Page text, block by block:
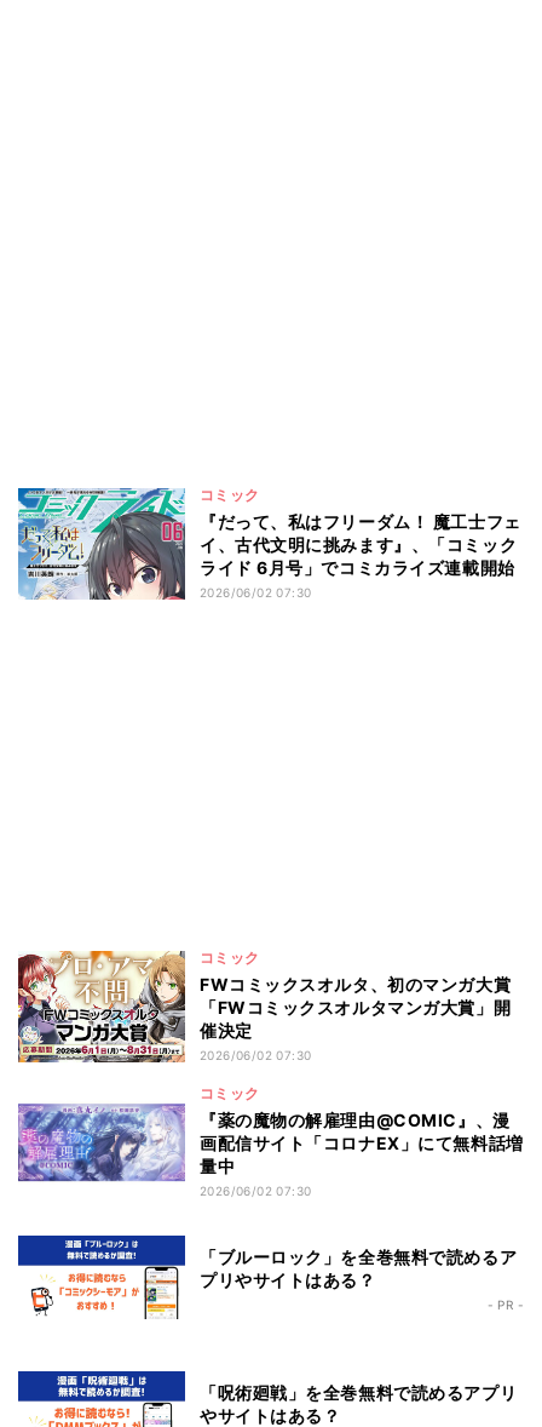
コミック
『だって、私はフリーダム！ 魔工士フェ
イ、古代文明に挑みます』、「コミック
ライド 6月号」でコミカライズ連載開始
2026/06/02 07:30
コミック
FWコミックスオルタ、初のマンガ大賞
「FWコミックスオルタマンガ大賞」開
催決定
2026/06/02 07:30
コミック
『薬の魔物の解雇理由@COMIC』、漫
画配信サイト「コロナEX」にて無料話増
量中
2026/06/02 07:30
「ブルーロック」を全巻無料で読めるア
プリやサイトはある？
- PR -
「呪術廻戦」を全巻無料で読めるアプリ
やサイトはある？